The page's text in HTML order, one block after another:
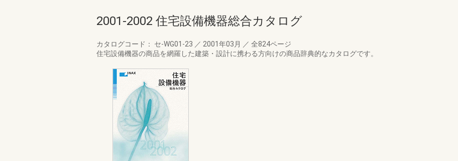
2001-2002 住宅設備機器総合カタログ
カタログコード： セ-WG01-23 ／ 2001年03月 ／ 全824ページ
住宅設備機器の商品を網羅した建築・設計に携わる方向けの商品辞典的なカタログです。